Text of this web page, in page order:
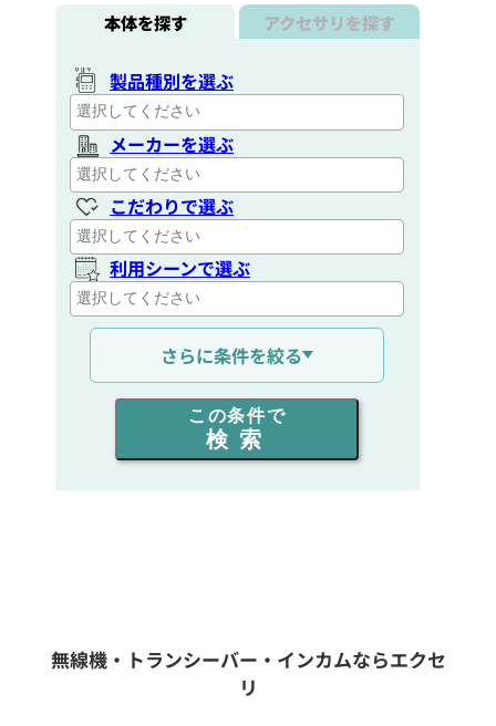
本体を探す アクセサリを探す
製品種別を選ぶ
メーカーを選ぶ
こだわりで選ぶ
利用シーンで選ぶ
通信距離を選ぶ
出力を選ぶ
同時通話人数を選ぶ
フリーワード入力(製品名等)
さらに条件を絞る
この条件で
検索
無線機・トランシーバー・インカムならエクセ
リ